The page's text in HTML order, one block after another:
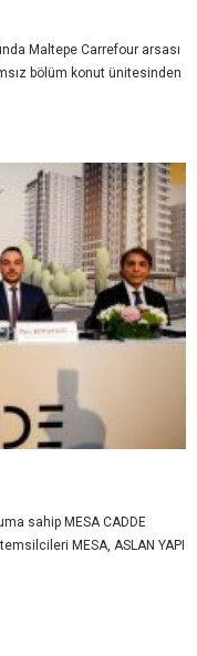
Maltepe Carrefour arsası
bölüm konut ünitesinden
sahip MESA CADDE
MESA, ASLAN YAPI